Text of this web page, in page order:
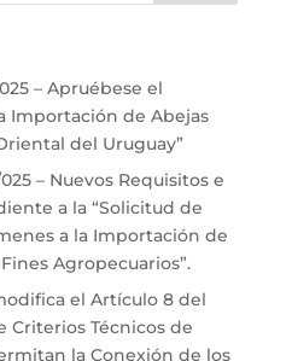
– Apruébese el
Importación de Abejas
del Uruguay”
– Nuevos Requisitos e
a la “Solicitud de
a la Importación de
Agropecuarios”.
el Artículo 8 del
Criterios Técnicos de
la Conexión de los